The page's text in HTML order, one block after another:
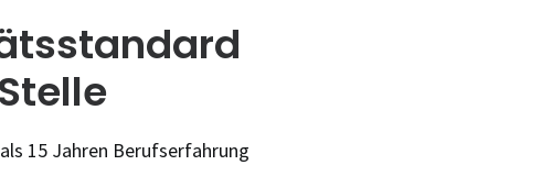
15 Jahren Berufserfahrung